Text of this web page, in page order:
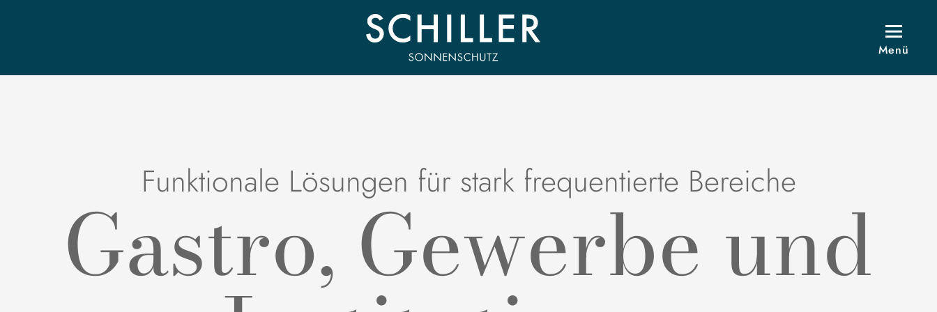
Menü
Funktionale Lösungen für stark frequentierte Bereiche
Gastro, Gewerbe und